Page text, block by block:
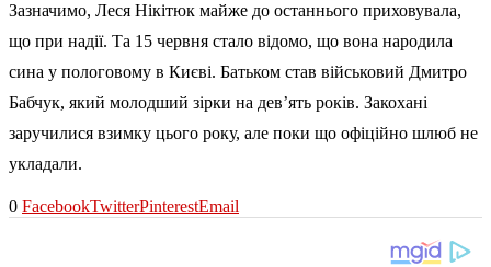
Зазначимо, Леся Нікітюк майже до останнього приховувала,
що при надії. Та 15 червня стало відомо, що вона народила
сина у пологовому в Києві. Батьком став військовий Дмитро
Бабчук, який молодший зірки на дев’ять років. Закохані
заручилися взимку цього року, але поки що офіційно шлюб не
укладали.
0 FacebookTwitterPinterestEmail